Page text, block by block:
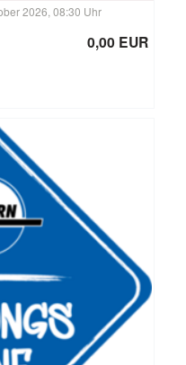
2026, 08:30 Uhr
0,00 EUR